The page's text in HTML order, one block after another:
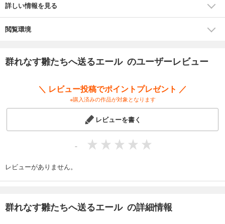
家・佐藤泰志。もし彼がいま生きていたら。自分の足で立ち上がるため
のツールやテクノロジーが整ってきた現在は、創作者にとって幸福な時
代だ。
表紙イラスト：伊富魚（『月刊群雛』2014年10月号表紙イラスト担当）
詳しい情報を見る
閲覧環境
群れなす雛たちへ送るエール のユーザーレビュー
＼ レビュー投稿でポイントプレゼント ／
※購入済みの作品が対象となります
レビューを書く
-
レビューがありません。
群れなす雛たちへ送るエール の詳細情報